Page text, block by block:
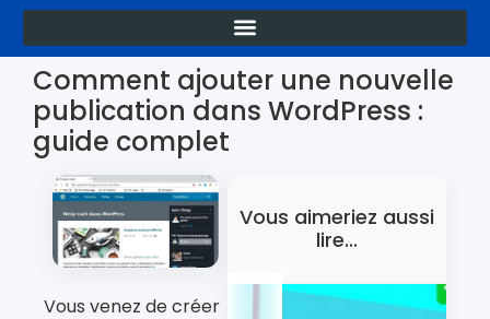
Comment ajouter une nouvelle
publication dans WordPress :
guide complet
Vous venez de créer
Vous aimeriez aussi
lire...